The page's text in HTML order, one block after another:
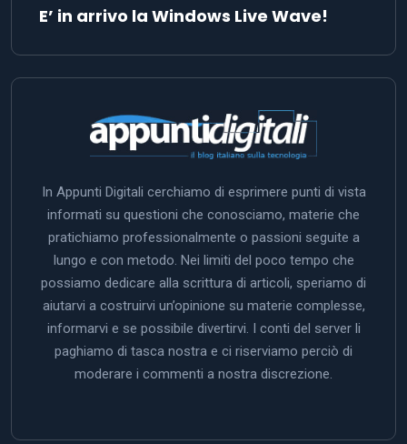
E’ in arrivo la Windows Live Wave!
In Appunti Digitali cerchiamo di esprimere punti di vista
informati su questioni che conosciamo, materie che
pratichiamo professionalmente o passioni seguite a
lungo e con metodo. Nei limiti del poco tempo che
possiamo dedicare alla scrittura di articoli, speriamo di
aiutarvi a costruirvi un’opinione su materie complesse,
informarvi e se possibile divertirvi. I conti del server li
paghiamo di tasca nostra e ci riserviamo perciò di
moderare i commenti a nostra discrezione.